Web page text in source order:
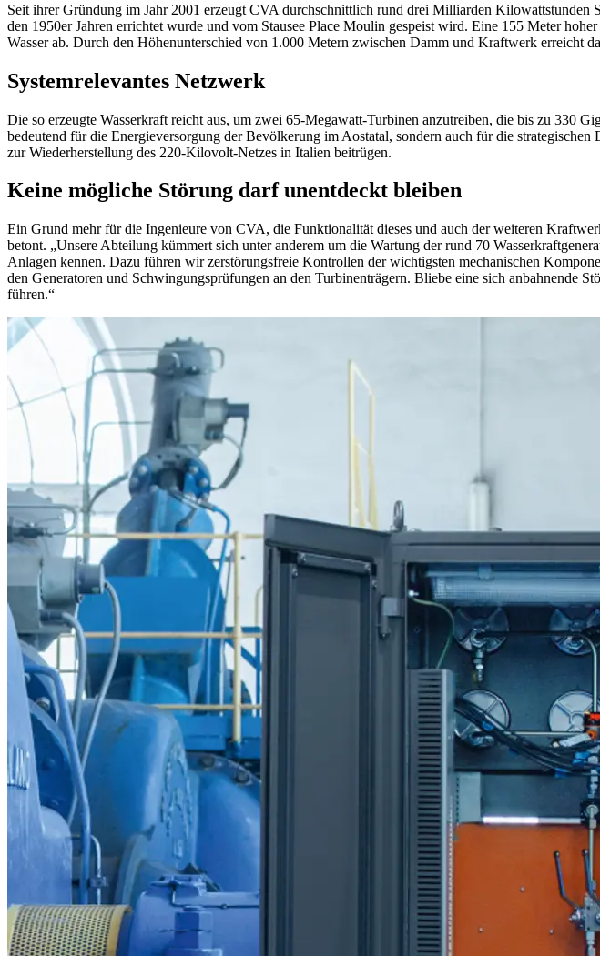
Seit ihrer Gründung im Jahr 2001 erzeugt CVA durchschnittlich rund drei Milliarden Kilowattstunden
den 1950er Jahren errichtet wurde und vom Stausee Place Moulin gespeist wird. Eine 155 Meter
Wasser ab. Durch den Höhenunterschied von 1.000 Metern zwischen Damm und Kraftwerk erreicht
Systemrelevantes Netzwerk
Die so erzeugte Wasserkraft reicht aus, um zwei 65-Megawatt-Turbinen anzutreiben, die bis zu 330
bedeutend für die Energieversorgung der Bevölkerung im Aostatal, sondern auch für die
zur Wiederherstellung des 220-Kilovolt-Netzes in Italien beitrügen.
Keine mögliche Störung darf unentdeckt bleiben
Ein Grund mehr für die Ingenieure von CVA, die Funktionalität dieses und auch der weiteren
betont. „Unsere Abteilung kümmert sich unter anderem um die Wartung der rund 70
Anlagen kennen. Dazu führen wir zerstörungsfreie Kontrollen der wichtigsten mechanischen
den Generatoren und Schwingungsprüfungen an den Turbinenträgern. Bliebe eine sich anbahnende
führen.“